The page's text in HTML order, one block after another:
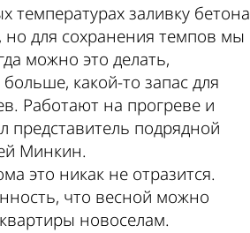
температурах заливку бетона
но для сохранения темпов мы
можно это делать,
какой-то запас для
Работают на прогреве и
представитель подрядной
Минкин.
это никак не отразится.
что весной можно
новоселам.